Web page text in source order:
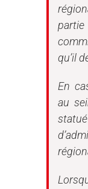
qu’il
En
au